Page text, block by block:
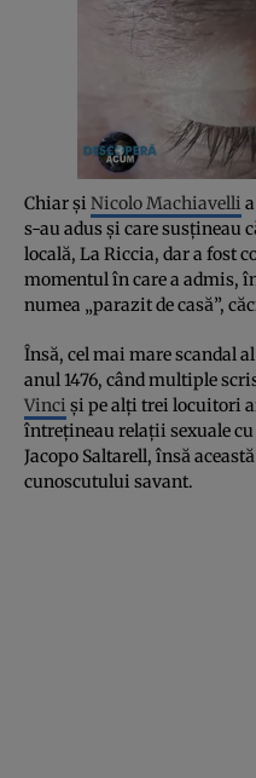
Chiar şi Nicolo Machiavelli
s-au adus şi care susţineau
locală, La Riccia, dar a fost
momentul în care a admis,
numea „parazit de casă”,
Însă, cel mai mare scandal
anul 1476, când multiple
Vinci şi pe alţi trei locuitori
întreţineau relaţii sexuale cu
Jacopo Saltarell, însă
cunoscutului savant.